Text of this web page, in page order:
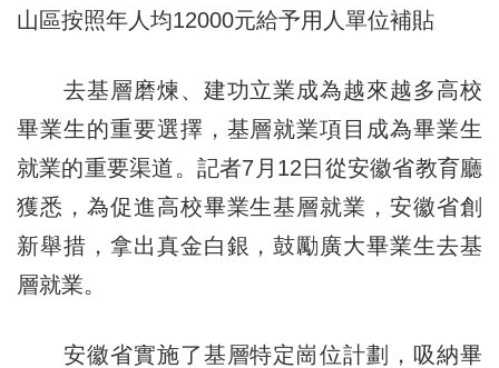
山區按照年人均12000元給予用人單位補貼
去基層磨煉、建功立業成為越來越多高校
畢業生的重要選擇，基層就業項目成為畢業生
就業的重要渠道。記者7月12日從安徽省教育廳
獲悉，為促進高校畢業生基層就業，安徽省創
新舉措，拿出真金白銀，鼓勵廣大畢業生去基
層就業。
安徽省實施了基層特定崗位計劃，吸納畢